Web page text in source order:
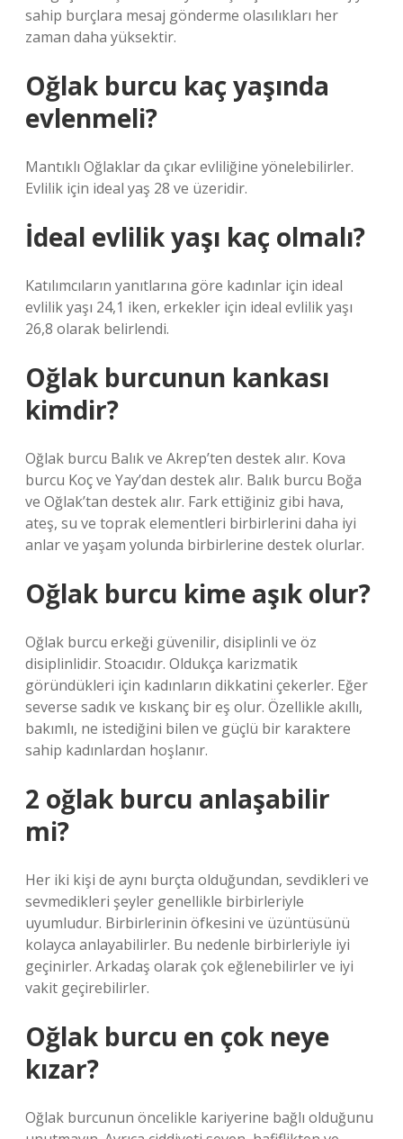
sahip burçlara mesaj gönderme olasılıkları her
zaman daha yüksektir.
Oğlak burcu kaç yaşında
evlenmeli?
Mantıklı Oğlaklar da çıkar evliliğine yönelebilirler.
Evlilik için ideal yaş 28 ve üzeridir.
İdeal evlilik yaşı kaç olmalı?
Katılımcıların yanıtlarına göre kadınlar için ideal
evlilik yaşı 24,1 iken, erkekler için ideal evlilik yaşı
26,8 olarak belirlendi.
Oğlak burcunun kankası
kimdir?
Oğlak burcu Balık ve Akrep’ten destek alır. Kova
burcu Koç ve Yay’dan destek alır. Balık burcu Boğa
ve Oğlak’tan destek alır. Fark ettiğiniz gibi hava,
ateş, su ve toprak elementleri birbirlerini daha iyi
anlar ve yaşam yolunda birbirlerine destek olurlar.
Oğlak burcu kime aşık olur?
Oğlak burcu erkeği güvenilir, disiplinli ve öz
disiplinlidir. Stoacıdır. Oldukça karizmatik
göründükleri için kadınların dikkatini çekerler. Eğer
severse sadık ve kıskanç bir eş olur. Özellikle akıllı,
bakımlı, ne istediğini bilen ve güçlü bir karaktere
sahip kadınlardan hoşlanır.
2 oğlak burcu anlaşabilir
mi?
Her iki kişi de aynı burçta olduğundan, sevdikleri ve
sevmedikleri şeyler genellikle birbirleriyle
uyumludur. Birbirlerinin öfkesini ve üzüntüsünü
kolayca anlayabilirler. Bu nedenle birbirleriyle iyi
geçinirler. Arkadaş olarak çok eğlenebilirler ve iyi
vakit geçirebilirler.
Oğlak burcu en çok neye
kızar?
Oğlak burcunun öncelikle kariyerine bağlı olduğunu